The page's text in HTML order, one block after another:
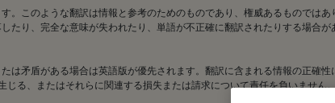
。このような翻訳は情報と参考のためのものであり、権威あるものでは
り、完全な意味が失われたり、単語が不正確に翻訳されたりする場合
矛盾がある場合は英語版が優先されます。翻訳に含まれる情報の正確
る、またはそれらに関連する損失または請求について責任を負いません